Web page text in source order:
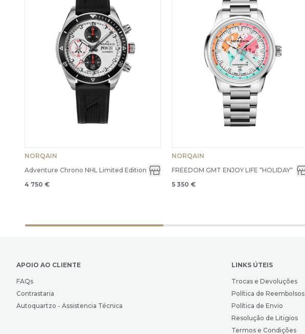
NORQAIN
Adventure Chrono NHL Limited Edition
4 750 €
NORQAIN
FREEDOM GMT ENJOY LIFE “HOLIDAY“
5 350 €
APOIO AO CLIENTE
FAQs
Contrastaria
Autoquartzo - Assistencia Técnica
LINKS ÚTEIS
Trocas e Devoluções
Política de Reembolsos
Política de Envio
Resolução de Litigios
Termos e Condições